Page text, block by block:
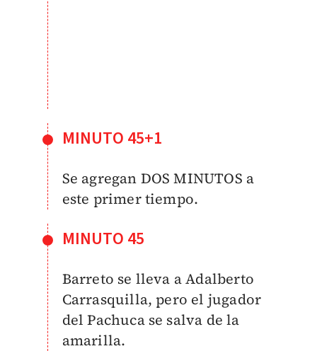
MINUTO 45+1
Se agregan DOS MINUTOS a
este primer tiempo.
MINUTO 45
Barreto se lleva a Adalberto
Carrasquilla, pero el jugador
del Pachuca se salva de la
amarilla.